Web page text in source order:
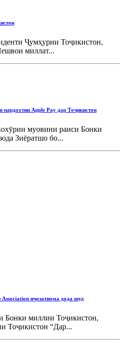
Ҷумҳурии Тоҷикистон,
миллат...
пардохтии Apple Pay дар Тоҷикистон
муовини раиси Бонки
Зиёратшо бо...
иҷозатнома дода шуд
Бонки миллии Тоҷикистон,
Тоҷикистон “Дар...